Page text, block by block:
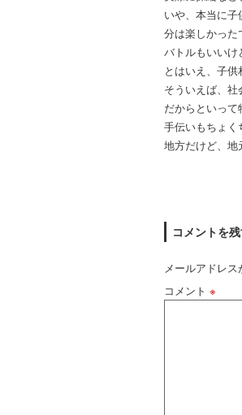
いや、本当に
分は楽しかった
バトルもいいけ
とはいえ、子供
そういえば、社
だからといっ
手伝いもちょく
地方だけど、地
コメントを
メールアドレス
コメント ※